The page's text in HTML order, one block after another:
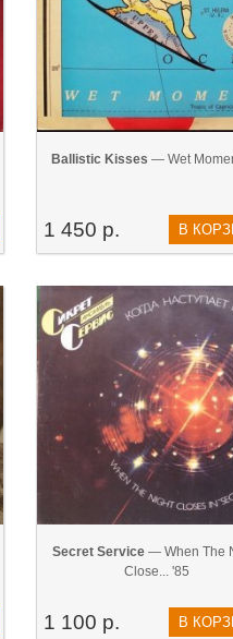
Ballistic Kisses — Wet
1 450 р. В
Secret Service — When The
Close... '85
1 100 р. В